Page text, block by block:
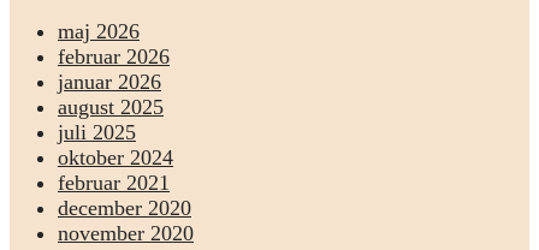
maj 2026
februar 2026
januar 2026
august 2025
juli 2025
oktober 2024
februar 2021
december 2020
november 2020